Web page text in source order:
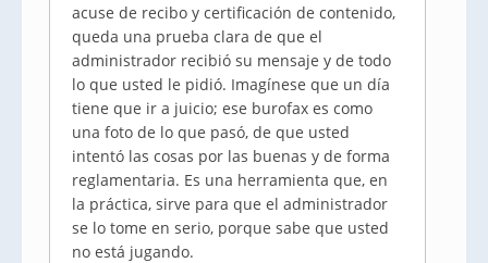
acuse de recibo y certificación de contenido,
queda una prueba clara de que el
administrador recibió su mensaje y de todo
lo que usted le pidió. Imagínese que un día
tiene que ir a juicio; ese burofax es como
una foto de lo que pasó, de que usted
intentó las cosas por las buenas y de forma
reglamentaria. Es una herramienta que, en
la práctica, sirve para que el administrador
se lo tome en serio, porque sabe que usted
no está jugando.